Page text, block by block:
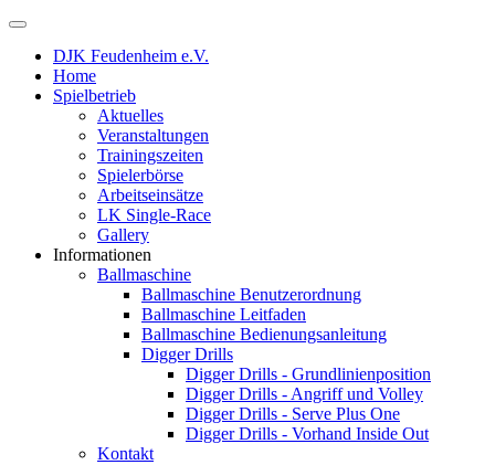
DJK Feudenheim e.V.
Home
Spielbetrieb
Aktuelles
Veranstaltungen
Trainingszeiten
Spielerbörse
Arbeitseinsätze
LK Single-Race
Gallery
Informationen
Ballmaschine
Ballmaschine Benutzerordnung
Ballmaschine Leitfaden
Ballmaschine Bedienungsanleitung
Digger Drills
Digger Drills - Grundlinienposition
Digger Drills - Angriff und Volley
Digger Drills - Serve Plus One
Digger Drills - Vorhand Inside Out
Kontakt